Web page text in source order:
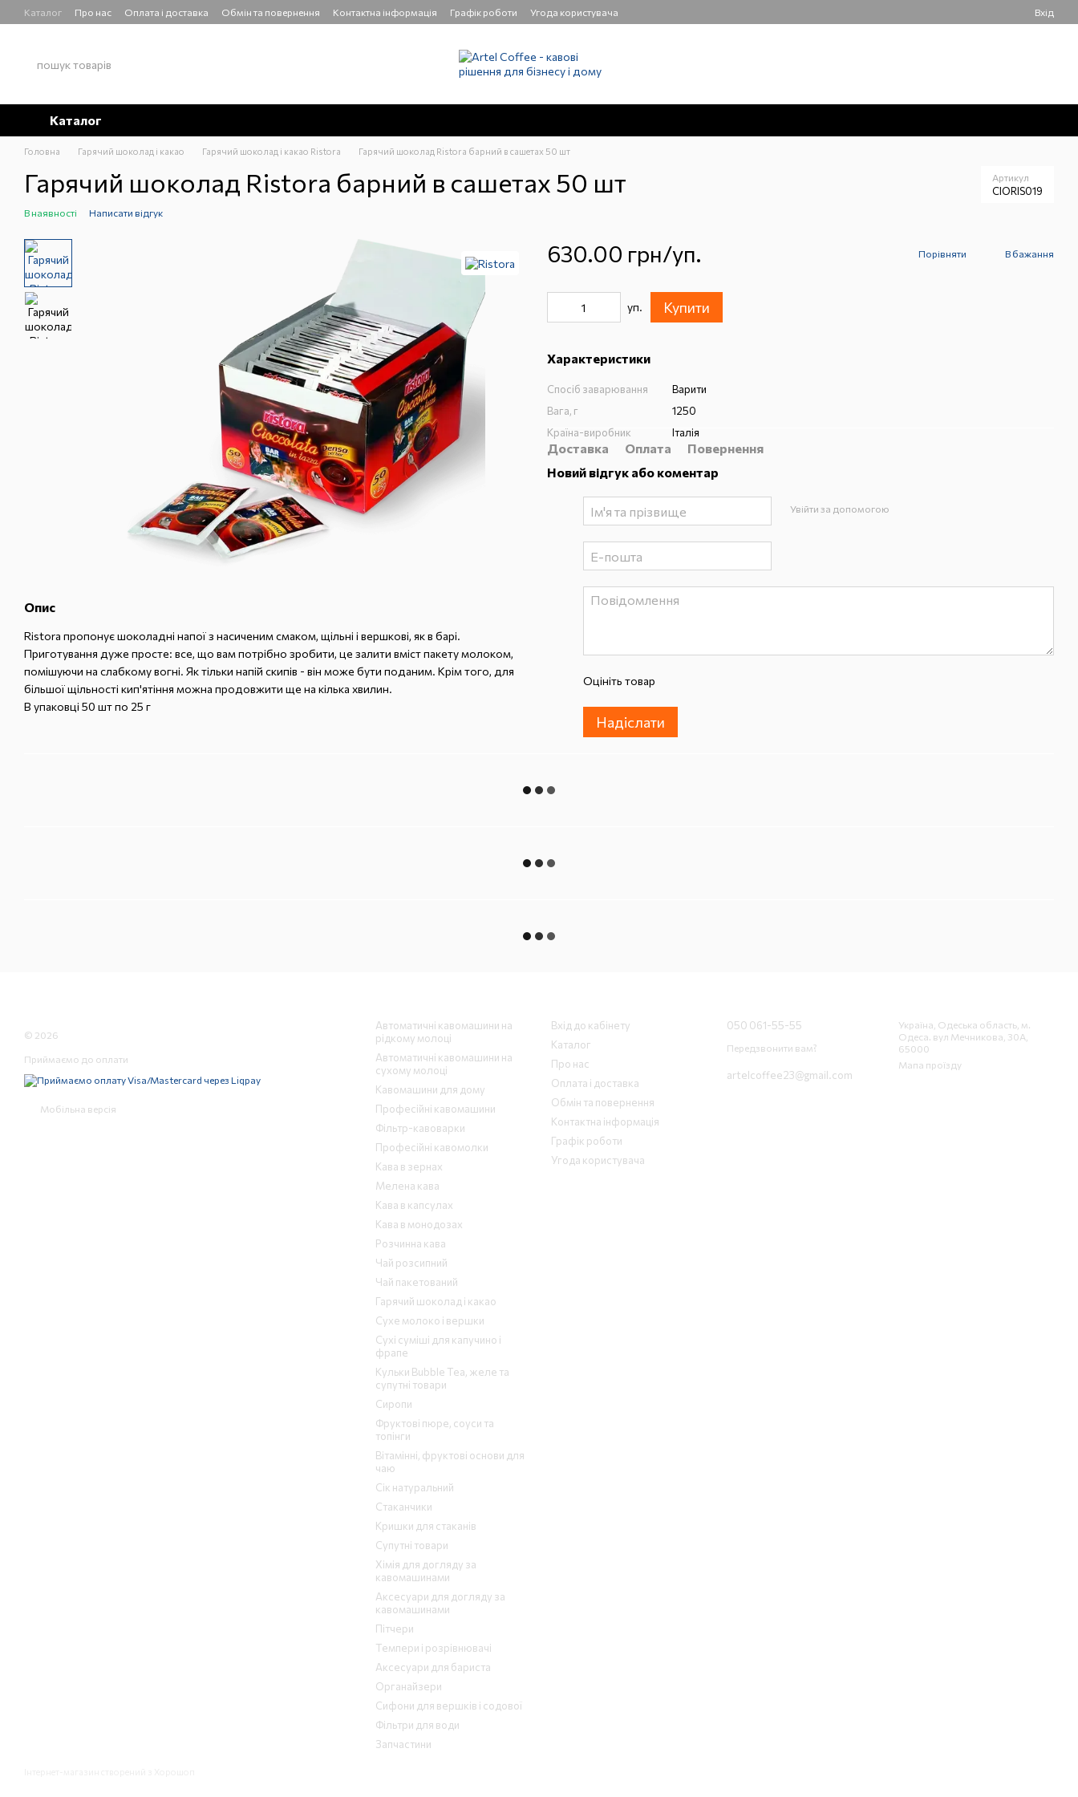
Перейти до основного контенту
Каталог Про нас Оплата і доставка Обмін та повернення Контактна інформація Графік роботи Угода користувача Вхід
Каталог
Головна Гарячий шоколад і какао Гарячий шоколад і какао Ristora Гарячий шоколад Ristora барний в сашетах 50 шт
Гарячий шоколад Ristora барний в сашетах 50 шт Артикул
CIORIS019
В наявності Написати відгук
Опис
Ristora пропонує шоколадні напої з насиченим смаком, щільні і вершкові, як в барі.
Приготування дуже просте: все, що вам потрібно зробити, це залити вміст пакету молоком,
помішуючи на слабкому вогні. Як тільки напій скипів - він може бути поданим. Крім того, для
більшої щільності кип'ятіння можна продовжити ще на кілька хвилин.
В упаковці 50 шт по 25 г
630.00 грн/уп. Порівняти В бажання
уп. Купити
Характеристики
Спосіб заварювання
Варити
Вага, г
1250
Країна-виробник
Італія
Доставка Оплата
Повернення
Новий відгук або коментар
Увійти за допомогою
Оцініть товар
Надіслати
© 2026
Приймаємо до оплати
Мобільна версія
Автоматичні кавомашини на
рідкому молоці
Автоматичні кавомашини на
сухому молоці
Кавомашини для дому
Професійні кавомашини
Фільтр-кавоварки
Професійні кавомолки
Кава в зернах
Мелена кава
Кава в капсулах
Кава в монодозах
Розчинна кава
Чай розсипний
Чай пакетований
Гарячий шоколад і какао
Сухе молоко і вершки
Сухі суміші для капучино і
фрапе
Кульки Bubble Tea, желе та
супутні товари
Сиропи
Фруктові пюре, соуси та
топінги
Вітамінні, фруктові основи для
чаю
Сік натуральний
Стаканчики
Кришки для стаканів
Супутні товари
Хімія для догляду за
кавомашинами
Аксесуари для догляду за
кавомашинами
Пітчери
Темпери і розрівнювачі
Аксесуари для бариста
Органайзери
Сифони для вершків і содової
Фільтри для води
Запчастини
Вхід до кабінету
Каталог
Про нас
Оплата і доставка
Обмін та повернення
Контактна інформація
Графік роботи
Угода користувача
050 061-55-55
Передзвонити вам?
artelcoffee23@gmail.com
Україна, Одеська область, м.
Одеса. вул Мечникова, 30А,
65000
Мапа проїзду